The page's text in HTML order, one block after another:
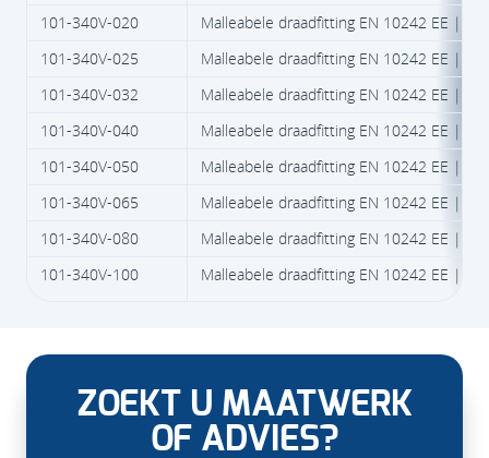
101-340V-020
Malleabele draadfitting EN 10242 EE |
101-340V-025
Malleabele draadfitting EN 10242 EE |
101-340V-032
Malleabele draadfitting EN 10242 EE |
101-340V-040
Malleabele draadfitting EN 10242 EE |
101-340V-050
Malleabele draadfitting EN 10242 EE |
101-340V-065
Malleabele draadfitting EN 10242 EE |
101-340V-080
Malleabele draadfitting EN 10242 EE |
101-340V-100
Malleabele draadfitting EN 10242 EE |
ZOEKT U MAATWERK
OF ADVIES?